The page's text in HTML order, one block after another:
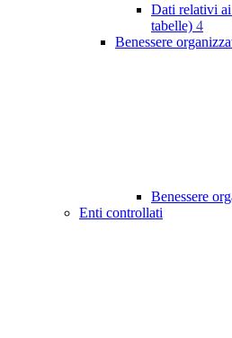
Dati relativi
tabelle) 4
Benessere
Benessere
Enti controllati